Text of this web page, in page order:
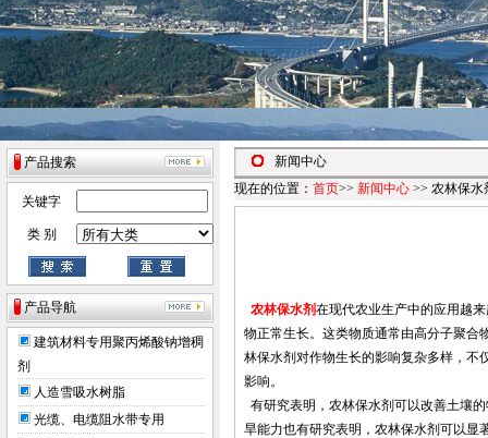
产品搜索
关键字
类 别
产品导航
建筑材料专用聚丙烯酸钠增稠
剂
人造雪吸水树脂
光缆、电缆阻水带专用
新闻中心
现在的位置： 首页>> 新闻中心>> 农林保水
农林保水剂在现代农业生产中的应用越
物正常生长。这类物质通常由高分子聚合
林保水剂对作物生长的影响复杂多样，不
影响。
有研究表明，农林保水剂可以改善土壤
旱能力也有研究表明，农林保水剂可以显